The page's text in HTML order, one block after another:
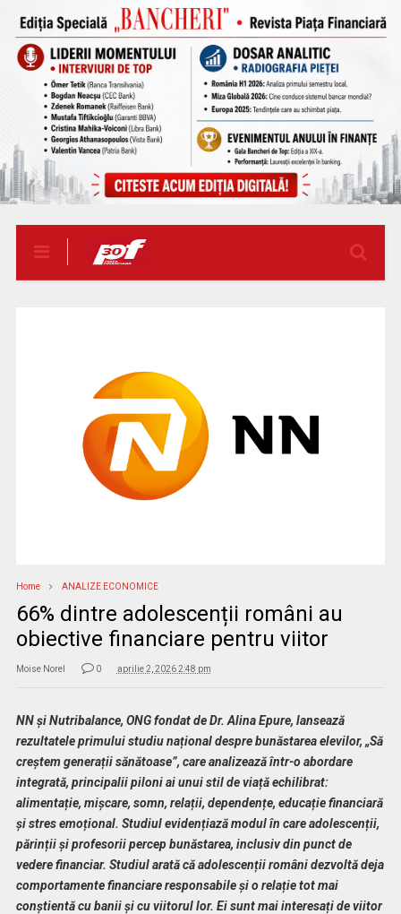
Home ANALIZE ECONOMICE
66% dintre adolescenții români au
obiective financiare pentru viitor
Moise Norel 0 aprilie 2, 2026 2:48 pm
NN și Nutribalance, ONG fondat de Dr. Alina Epure, lansează
rezultatele primului studiu național despre bunăstarea elevilor, „Să
creștem generații sănătoase”, care analizează într-o abordare
integrată, principalii piloni ai unui stil de viață echilibrat:
alimentație, mișcare, somn, relații, dependențe, educație financiară
și stres emoțional. Studiul evidențiază modul în care adolescenții,
părinții și profesorii percep bunăstarea, inclusiv din punct de
vedere financiar. Studiul arată că adolescenții români dezvoltă deja
comportamente financiare responsabile și o relație tot mai
conștientă cu banii și cu viitorul lor. Ei sunt mai interesați de viitor